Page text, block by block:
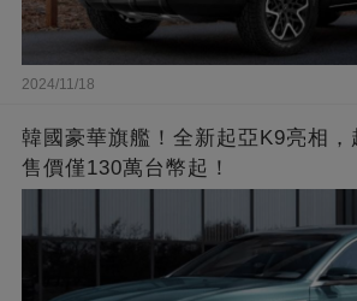
2024/11/18
韓國豪華旗艦！全新起亞K9亮相，
售價僅130萬台幣起！